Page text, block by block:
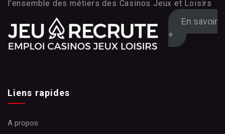
l’ensemble des métiers des Casinos Jeux et Loisirs
En savoir
+
Liens rapides
A propos